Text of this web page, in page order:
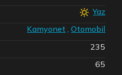
Yaz
Kamyonet ,Otomobil
235
65